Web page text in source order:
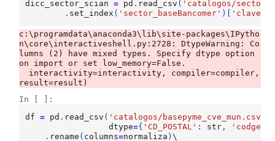
dicc_sector_scian
= pd . read_csv ( 'catalogos/
. set_index ( 'sector_baseBancomer' )[
c:\programdata\anaconda3\lib\site-packages\IPytho
n\core\interactiveshell.py:2728: DtypeWarning: Co
lumns (2) have mixed types. Specify dtype option
on import or set low_memory=False.
In [ ]:
df
= pd . read_csv ( 'catalogos/basepyme_cve_mun.csv'
dtype={ 'CD_POSTAL' : str , 'codgeo'
. rename ( columns=normaliza )\